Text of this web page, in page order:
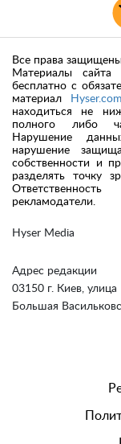
Hyser Media
Адрес редакции
03150 г. Киев, улица
Большая
Все права
Материалы сайта
бесплатно с
материал
находиться не
полного либо
Нарушение
нарушение
собственности и
разделять точку
рекламодатели.